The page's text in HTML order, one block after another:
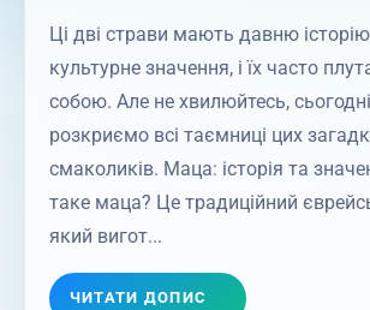
Ці дві страви мають давню
культурне значення, і їх часто
собою. Але не хвилюйтесь,
розкриємо всі таємниці цих
смаколиків. Маца: історія та
таке маца? Це традиційний
який вигот...
ЧИТАТИ ДОПИС